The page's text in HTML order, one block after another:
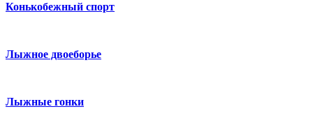
Конькобежный спорт
Лыжное двоеборье
Лыжные гонки